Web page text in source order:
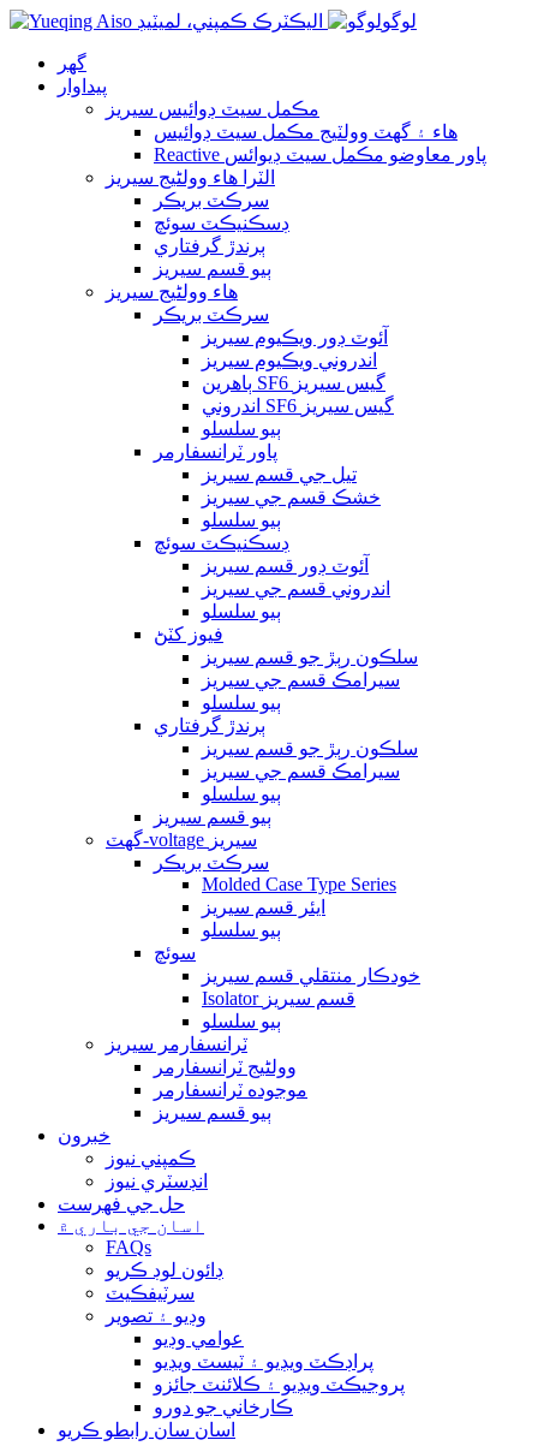
لوگو
گهر
پيداوار
مڪمل سيٽ ڊوائيس سيريز
هاء ۽ گھٽ وولٽيج مڪمل سيٽ ڊوائيس
Reactive پاور معاوضو مڪمل سيٽ ڊيوائس
الٽرا هاء وولٹیج سيريز
سرڪٽ بريڪر
ڊسڪنيڪٽ سوئچ
ٻرندڙ گرفتاري
ٻيو قسم سيريز
هاء وولٹیج سيريز
سرڪٽ بريڪر
آئوٽ ڊور ويڪيوم سيريز
اندروني ويڪيوم سيريز
ٻاهرين SF6 گيس سيريز
اندروني SF6 گيس سيريز
ٻيو سلسلو
پاور ٽرانسفارمر
تيل جي قسم سيريز
خشڪ قسم جي سيريز
ٻيو سلسلو
ڊسڪنيڪٽ سوئچ
آئوٽ ڊور قسم سيريز
اندروني قسم جي سيريز
ٻيو سلسلو
فيوز کٽڻ
سلڪون رٻڙ جو قسم سيريز
سيرامڪ قسم جي سيريز
ٻيو سلسلو
ٻرندڙ گرفتاري
سلڪون رٻڙ جو قسم سيريز
سيرامڪ قسم جي سيريز
ٻيو سلسلو
ٻيو قسم سيريز
گھٽ-voltage سيريز
سرڪٽ بريڪر
Molded Case Type Series
ايئر قسم سيريز
ٻيو سلسلو
سوئچ
خودڪار منتقلي قسم سيريز
Isolator قسم سيريز
ٻيو سلسلو
ٽرانسفارمر سيريز
وولٹیج ٽرانسفارمر
موجوده ٽرانسفارمر
ٻيو قسم سيريز
خبرون
ڪمپني نيوز
انڊسٽري نيوز
حل جي فهرست
اسان جي باري ۾
FAQs
ڊائون لوڊ ڪريو
سرٽيفڪيٽ
وڊيو ۽ تصوير
عوامي وڊيو
پراڊڪٽ ويڊيو ۽ ٽيسٽ ويڊيو
پروجيڪٽ ويڊيو ۽ ڪلائنٽ جائزو
ڪارخاني جو دورو
اسان سان رابطو ڪريو